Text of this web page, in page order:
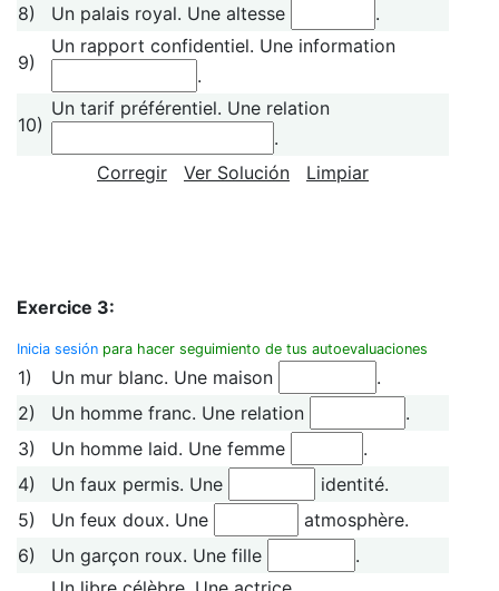
8)
Un palais royal. Une altesse .
9)
Un rapport confidentiel. Une information
.
10)
Un tarif préférentiel. Une relation
.
Corregir
Ver Solución Limpiar
Exercice 3:
Inicia sesión para hacer seguimiento de tus autoevaluaciones
1) Un mur blanc. Une maison
.
2)
Un homme franc. Une relation
.
3)
Un homme laid. Une femme
.
4)
Un faux permis. Une
identité.
5)
Un feux doux. Une
atmosphère.
6)
Un garçon roux. Une fille
.